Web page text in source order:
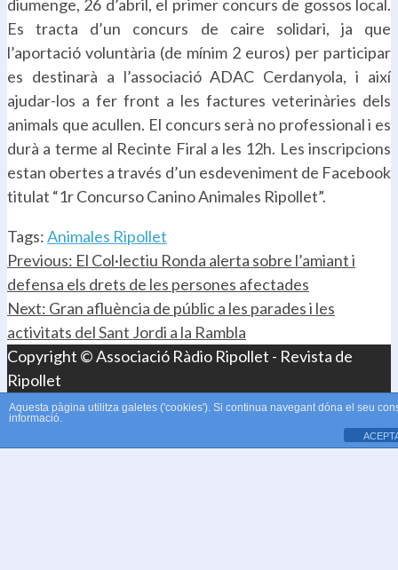
en
una
nova
finestra)
en
una
nova
finestra)
en
una
nova
finestra)
nova
finestra)
correu
electrònic
a
un
amic
(S'obre
en
una
nova
finestra)
diumenge, 26 d’abril, el primer concurs de gossos local.
Es tracta d’un concurs de caire solidari, ja que
l’aportació voluntària (de mínim 2 euros) per participar
es destinarà a l’associació ADAC Cerdanyola, i així
ajudar-los a fer front a les factures veterinàries dels
animals que acullen. El concurs serà no professional i es
durà a terme al Recinte Firal a les 12h. Les inscripcions
estan obertes a través d’un esdeveniment de Facebook
titulat “1r Concurso Canino Animales Ripollet”.
Tags:Animales Ripollet
Continue
Reading
Previous: El Col·lectiu Ronda alerta sobre l’amiant i
defensa els drets de les persones afectades
Next: Gran afluència de públic a les parades i les
activitats del Sant Jordi a la Rambla
Copyright © Associació Ràdio Ripollet - Revista de
Ripollet
Aquesta pàgina utilitza galetes ('cookies'). Si continua navegant dóna el seu
informació.